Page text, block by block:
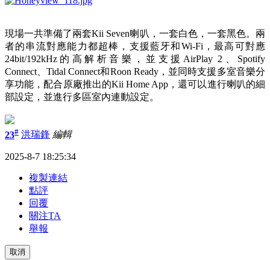
現場一共準備了兩套Kii Seven喇叭，一套白色，一套黑色。兩
者的串流對應能力都超棒，支援藍牙和Wi-Fi，最高可對應
24bit/192kHz的高解析音樂，並支援AirPlay 2、Spotify
Connect、Tidal Connect和Roon Ready，並同時支援多室音樂分
享功能，配合原廠推出的Kii Home App，還可以進行喇叭的細
部設定，並進行多區室內連動設定。
23# 洪瑞鋒 編輯
2025-8-7 18:25:34
複製連結
點評
回覆
關注TA
舉報
取消